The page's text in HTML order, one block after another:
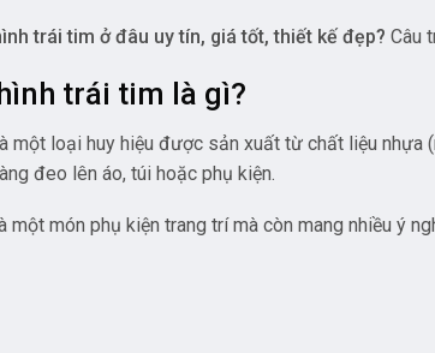
trái tim ở đâu uy tín, giá tốt, thiết kế đẹp? Câu
trái tim là gì?
một loại huy hiệu được sản xuất từ chất liệu nhựa
đeo lên áo, túi hoặc phụ kiện.
một món phụ kiện trang trí mà còn mang nhiều ý